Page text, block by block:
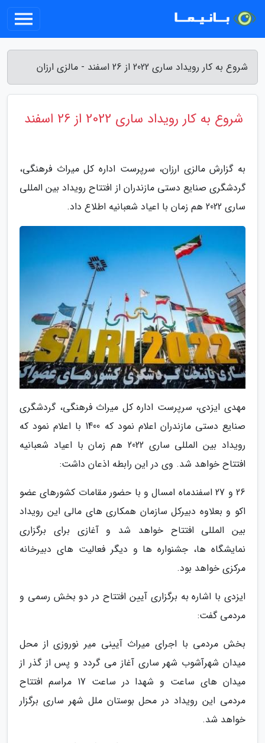
شروع به کار رویداد ساری 2022 از 26 اسفند - مالزی ارزان
شروع به کار رویداد ساری 2022 از 26 اسفند
به گزارش مالزی ارزان، سرپرست اداره کل میراث فرهنگی،
گردشگری صنایع دستی مازندران از افتتاح رویداد بین المللی
ساری 2022 هم زمان با اعیاد شعبانیه اطلاع داد.
مهدی ایزدی، سرپرست اداره کل میراث فرهنگی، گردشگری
صنایع دستی مازندران اعلام نمود که 1400 با اعلام نمود که
رویداد بین المللی ساری 2022 هم زمان با اعیاد شعبانیه
افتتاح خواهد شد. وی در این رابطه اذعان داشت:
26 و 27 اسفندماه امسال و با حضور مقامات کشورهای عضو
اکو و بعلاوه دبیرکل سازمان همکاری های مالی این رویداد
بین المللی افتتاح خواهد شد و آغازی برای برگزاری
نمایشگاه ها، جشنواره ها و دیگر فعالیت های دبیرخانه
مرکزی خواهد بود.
ایزدی با اشاره به برگزاری آیین افتتاح در دو بخش رسمی و
مردمی گفت:
بخش مردمی با اجرای میراث آیینی میر نوروزی از محل
میدان شهرآشوب شهر ساری آغاز می گردد و پس از گذر از
میدان های ساعت و شهدا در ساعت 17 مراسم افتتاح
مردمی این رویداد در محل بوستان ملل شهر ساری برگزار
خواهد شد.